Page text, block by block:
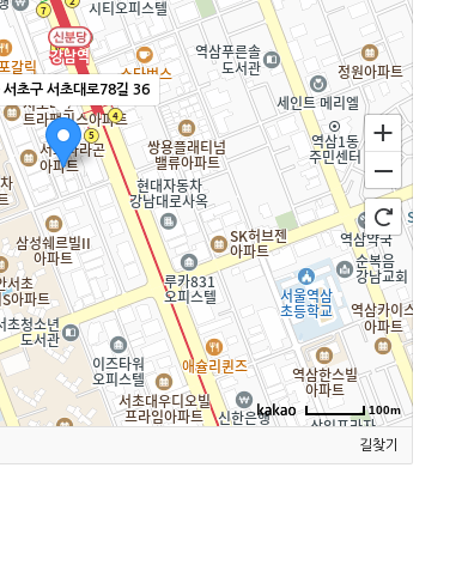
서초구 서초대로78길 36
100m
길찾기